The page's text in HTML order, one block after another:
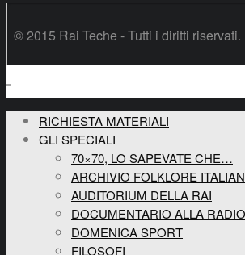
© 2015 Rai Teche - Tutti i diritti riservati.
RICHIESTA MATERIALI
GLI SPECIALI
70×70, LO SAPEVATE CHE…
ARCHIVIO FOLKLORE
AUDITORIUM DELLA RAI
DOCUMENTARIO ALLA RADIO
DOMENICA SPORT
FILOSOFI